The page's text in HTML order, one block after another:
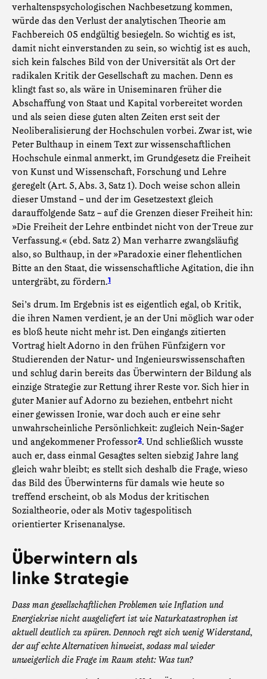
verhaltenspsychologischen Nachbesetzung kommen,
würde das den Verlust der analytischen Theorie am
Fachbereich 05 endgültig besiegeln. So wichtig es ist,
damit nicht einverstanden zu sein, so wichtig ist es auch,
sich kein falsches Bild von der Universität als Ort der
radikalen Kritik der Gesellschaft zu machen. Denn es
klingt fast so, als wäre in Uniseminaren früher die
Abschaffung von Staat und Kapital vorbereitet worden
und als seien diese guten alten Zeiten erst seit der
Neoliberalisierung der Hochschulen vorbei. Zwar ist, wie
Peter Bulthaup in einem Text zur wissenschaftlichen
Hochschule einmal anmerkt, im Grundgesetz die Freiheit
von Kunst und Wissenschaft, Forschung und Lehre
geregelt (Art. 5, Abs. 3, Satz 1). Doch weise schon allein
dieser Umstand – und der im Gesetzestext gleich
darauffolgende Satz – auf die Grenzen dieser Freiheit hin:
»Die Freiheit der Lehre entbindet nicht von der Treue zur
Verfassung.« (ebd. Satz 2) Man verharre zwangsläufig
also, so Bulthaup, in der »Paradoxie einer flehentlichen
Bitte an den Staat, die wissenschaftliche Agitation, die ihn
untergräbt, zu fördern.1
Sei’s drum. Im Ergebnis ist es eigentlich egal, ob Kritik,
die ihren Namen verdient, je an der Uni möglich war oder
es bloß heute nicht mehr ist. Den eingangs zitierten
Vortrag hielt Adorno in den frühen Fünfzigern vor
Studierenden der Natur- und Ingenieurswissenschaften
und schlug darin bereits das Überwintern der Bildung als
einzige Strategie zur Rettung ihrer Reste vor. Sich hier in
guter Manier auf Adorno zu beziehen, entbehrt nicht
einer gewissen Ironie, war doch auch er eine sehr
unwahrscheinliche Persönlichkeit: zugleich Nein-Sager
und angekommener Professor2. Und schließlich wusste
auch er, dass einmal Gesagtes selten siebzig Jahre lang
gleich wahr bleibt; es stellt sich deshalb die Frage, wieso
das Bild des Überwinterns für damals wie heute so
treffend erscheint, ob als Modus der kritischen
Sozialtheorie, oder als Motiv tagespolitisch
orientierter Krisenanalyse.
Überwintern als
linke Strategie
Dass man gesellschaftlichen Problemen wie Inflation und
Energiekrise nicht ausgeliefert ist wie Naturkatastrophen ist
aktuell deutlich zu spüren. Dennoch regt sich wenig Widerstand,
der auf echte Alternativen hinweist, sodass mal wieder
unweigerlich die Frage im Raum steht: Was tun?